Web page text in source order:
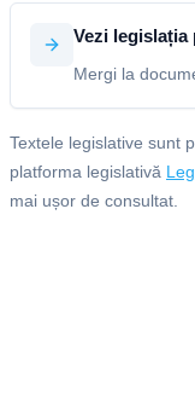
Vezi
Mergi la
Textele legislative sunt
platforma legislativă
mai ușor de consultat.